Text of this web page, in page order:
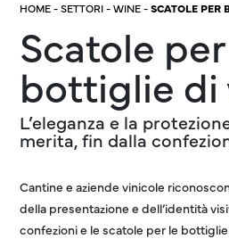
HOME-SETTORI-WINE-SCATOLE PER
Scatole per
bottiglie di
L’eleganza e la
merita, fin dalla
Cantine e aziende vinicole
della presentazione e dell’identità
confezioni e le scatole per le